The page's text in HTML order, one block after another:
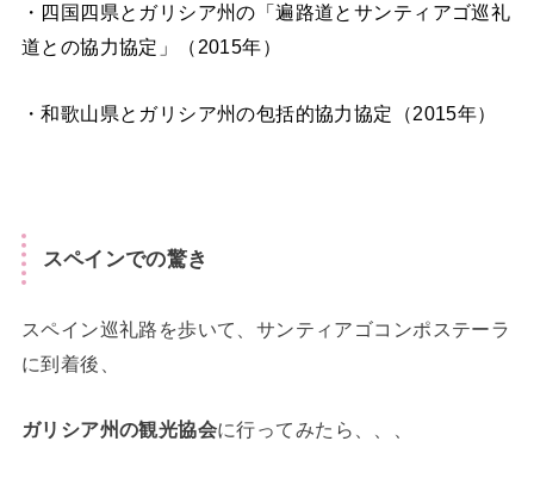
・四国四県とガリシア州の「遍路道とサンティアゴ巡礼
道との協力協定」（2015年）
・和歌山県とガリシア州の包括的協力協定（2015年）
スペインでの驚き
スペイン巡礼路を歩いて、サンティアゴコンポステーラ
に到着後、
ガリシア州の観光協会に行ってみたら、、、